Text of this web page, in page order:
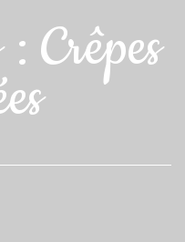
: Crêpes